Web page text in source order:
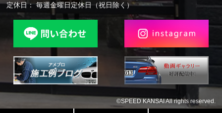
定休日： 毎週金曜日定休日（祝日除く）
©SPEED KANSAI All rights reserved.